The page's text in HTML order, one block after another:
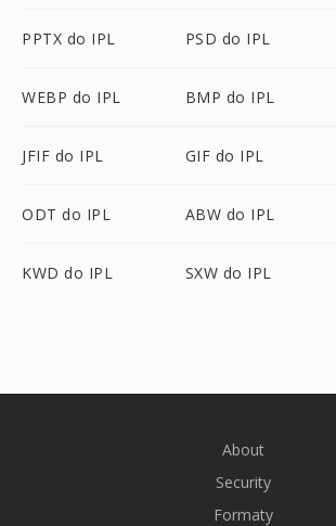
PPTX do IPL PSD do IPL
WEBP do IPL BMP do IPL
JFIF do IPL GIF do IPL
ODT do IPL ABW do IPL
KWD do IPL SXW do IPL
About
Security
Formaty